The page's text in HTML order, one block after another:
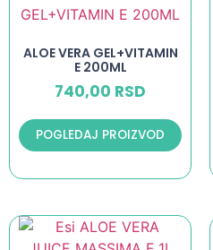
ALOE VERA GEL+VITAMIN
E 200ML
740,00 RSD
POGLEDAJ PROIZVOD